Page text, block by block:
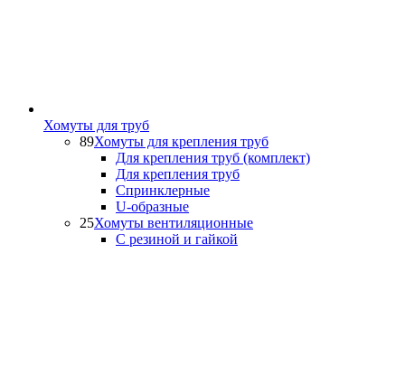
Хомуты для труб
89Хомуты для крепления труб
Для крепления труб (комплект)
Для крепления труб
Спринклерные
U-образные
25Хомуты вентиляционные
С резиной и гайкой